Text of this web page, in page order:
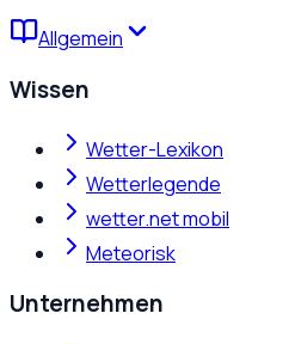
Allgemein
Wissen
Wetter-Lexikon
Wetterlegende
wetter.net mobil
Meteorisk
Unternehmen